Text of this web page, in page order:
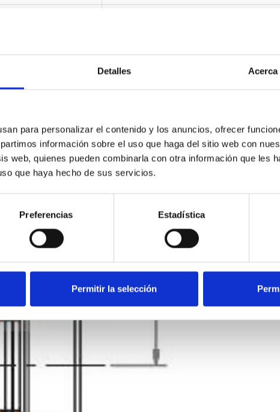
Detalles
para personalizar el contenido y los anuncios, ofrecer
información sobre el uso que haga del sitio web con
web, quienes pueden combinarla con otra información que les
que haya hecho de sus servicios.
Preferencias Estadística
Permitir la selección
Boston diámetro 3/4" H-H cuadradillo